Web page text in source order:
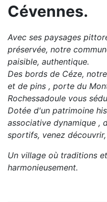
Cévennes.
Avec ses paysages
préservée, notre
paisible, authentique.
Des bords de Céze,
et de pins , porte du
Rochessadoule vous
Dotée d'un patrimoine
associative dynamique ,
sportifs, venez
Un village où traditions
harmonieusement.